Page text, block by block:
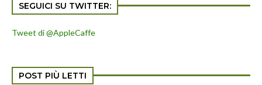
SEGUICI SU TWITTER:
Tweet di @AppleCaffe
POST PIÙ LETTI